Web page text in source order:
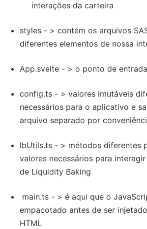
interações da carteira
styles - > contém os arquivos
diferentes elementos de nossa
App.svelte - > o ponto de
config.ts - > valores imutáveis
necessários para o aplicativo e
arquivo separado por
lbUtils.ts - > métodos diferentes
valores necessários para
de Liquidity Baking
main.ts - > é aqui que o
empacotado antes de ser
HTML